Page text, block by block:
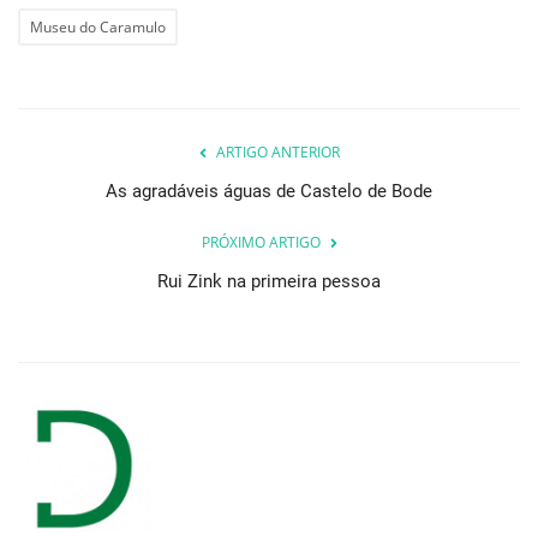
Museu do Caramulo
ARTIGO ANTERIOR
As agradáveis águas de Castelo de Bode
PRÓXIMO ARTIGO
Rui Zink na primeira pessoa